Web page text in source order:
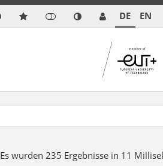
DE EN
Es wurden 235 Ergebnisse in 11